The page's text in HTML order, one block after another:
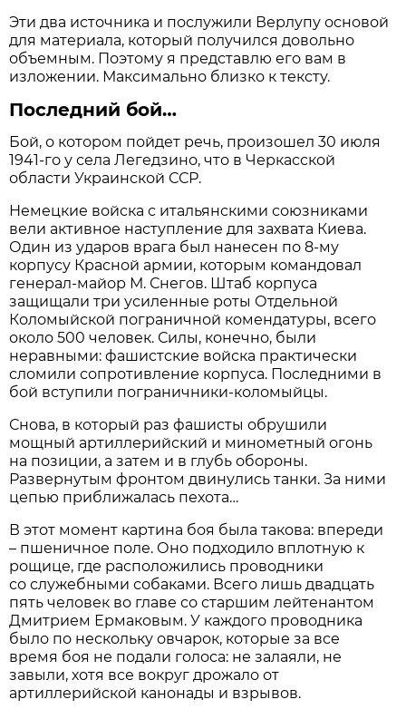
Эти два источника и послужили Верлупу основой
для материала, который получился довольно
объемным. Поэтому я представлю его вам в
изложении. Максимально близко к тексту.
Последний бой…
Бой, о котором пойдет речь, произошел 30 июля
1941-го у села Легедзино, что в Черкасской
области Украинской ССР.
Немецкие войска с итальянскими союзниками
вели активное наступление для захвата Киева.
Один из ударов врага был нанесен по 8-му
корпусу Красной армии, которым командовал
генерал-майор М. Снегов. Штаб корпуса
защищали три усиленные роты Отдельной
Коломыйской пограничной комендатуры, всего
около 500 человек. Силы, конечно, были
неравными: фашистские войска практически
сломили сопротивление корпуса. Последними в
бой вступили пограничники-коломыйцы.
Снова, в который раз фашисты обрушили
мощный артиллерийский и минометный огонь
на позиции, а затем и в глубь обороны.
Развернутым фронтом двинулись танки. За ними
цепью приближалась пехота…
В этот момент картина боя была такова: впереди
– пшеничное поле. Оно подходило вплотную к
рощице, где расположились проводники
со служебными собаками. Всего лишь двадцать
пять человек во главе со старшим лейтенантом
Дмитрием Ермаковым. У каждого проводника
было по нескольку овчарок, которые за все
время боя не подали голоса: не залаяли, не
завыли, хотя все вокруг дрожало от
артиллерийской канонады и взрывов.